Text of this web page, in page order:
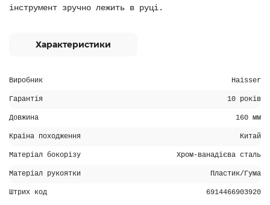
інструмент зручно лежить в руці.
Характеристики
Виробник Haisser
Гарантія 10 років
Довжина 160 мм
Країна походження Китай
Матеріал бокорізу Хром-ванадієва сталь
Матеріал рукоятки Пластик/Гума
Штрих код 6914466903920